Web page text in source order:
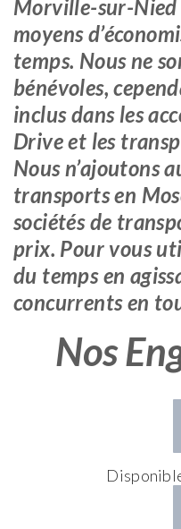
Morville-sur-Nied
moyens
temps. Nous ne
bénévoles,
inclus dans les
Drive et les
Nous n’ajoutons
transports en
sociétés de
prix. Pour vous
du temps en
concurrents en
Nos